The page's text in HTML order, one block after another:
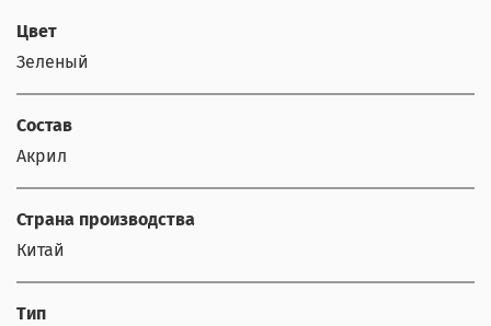
Цвет
Зеленый
Состав
Акрил
Страна производства
Китай
Тип